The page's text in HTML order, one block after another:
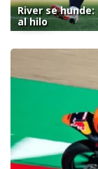
River se
al hilo